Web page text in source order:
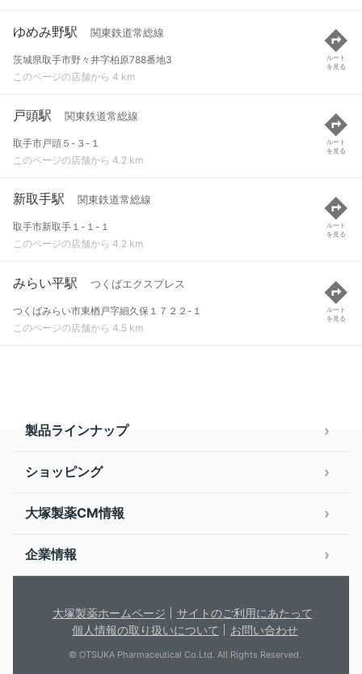
ゆめみ野駅 関東鉄道常総線
茨城県取手市野々井字柏原788番地3
このページの店舗から 4 km
ルート
を見る
戸頭駅 関東鉄道常総線
取手市戸頭５-３-１
このページの店舗から 4.2 km
ルート
を見る
新取手駅 関東鉄道常総線
取手市新取手１-１-１
このページの店舗から 4.2 km
ルート
を見る
みらい平駅 つくばエクスプレス
つくばみらい市東楢戸字細久保１７２２-１
このページの店舗から 4.5 km
ルート
を見る
製品ラインナップ
ショッピング
大塚製薬CM情報
企業情報
大塚製薬ホームページ
サイトのご利用にあたって
個人情報の取り扱いについて
お問い合わせ
© OTSUKA Pharmaceutical Co.Ltd. All Rights Reserved.